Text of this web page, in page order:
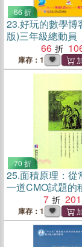
66 折
23.好玩的數學博
版)三年級總動員
66
庫存：1
70 折
25.面積原理：從
一道CMO試題的
起（簡體書）
7 201
庫存：1